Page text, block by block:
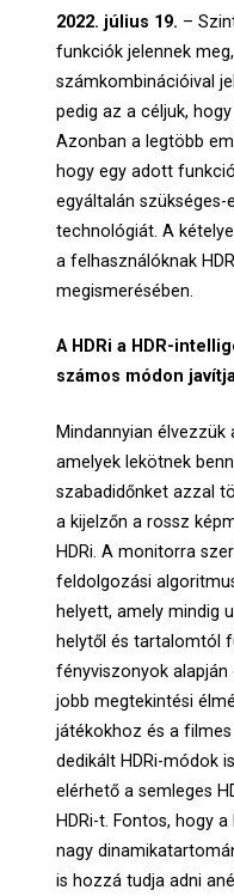
2022. július 19. –
funkciók jelennek
számkombinációival
pedig az a céljuk,
Azonban a legtöbb
hogy egy adott
egyáltalán
technológiát. A
a felhasználóknak
megismerésében.
A HDRi a HDR-
számos módon
Mindannyian
amelyek lekötnek
szabadidőnket azzal
a kijelzőn a rossz
HDRi. A monitorra
feldolgozási
helyett, amely mindig
helytől és tartalomtól
fényviszonyok alapján
jobb megtekintési
játékokhoz és a
dedikált HDRi-módok
elérhető a semleges
HDRi-t. Fontos, hogy
nagy
is hozzá tudja adni